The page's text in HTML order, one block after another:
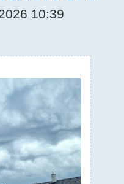
10:39